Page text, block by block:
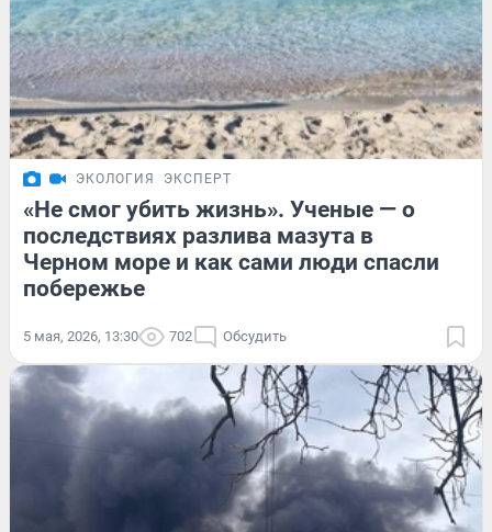
ЭКОЛОГИЯ ЭКСПЕРТ
«Не смог убить жизнь». Ученые — о
последствиях разлива мазута в
Черном море и как сами люди спасли
побережье
5 мая, 2026, 13:30 702 Обсудить